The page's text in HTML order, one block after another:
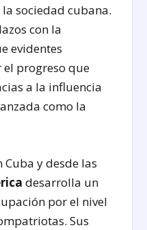
sociedad cubana.
con la
evidentes
progreso que
a la influencia
como la
Cuba y desde las
desarrolla un
por el nivel
Sus